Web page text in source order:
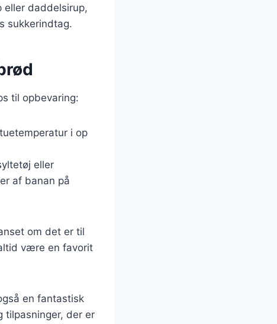
eller daddelsirup,
sukkerindtag.
til opbevaring:
i op
eller
af banan på
om det er til
være en favorit
en fantastisk
tilpasninger, der er